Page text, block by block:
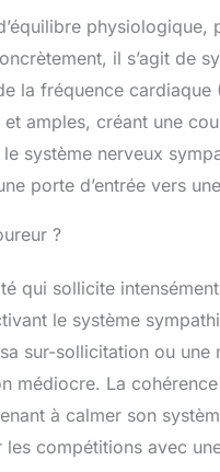
il s’agit de
la fréquence
amples, créant une
système nerveux
porte d’entrée vers
?
qui sollicite
le système
sur-sollicitation ou une
médiocre. La
à calmer son
compétitions avec